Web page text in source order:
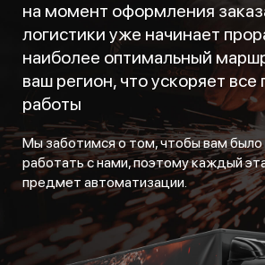
на момент оформления
логистики уже начинает
наиболее оптимальный
ваш регион, что ускоряет все
работы
Мы заботимся о том, чтобы вам
работать с нами, поэтому каждый
предмет автоматизации.